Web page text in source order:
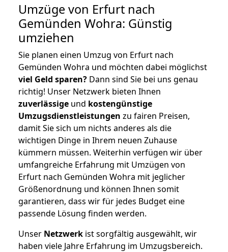
Umzüge von Erfurt nach
Gemünden Wohra: Günstig
umziehen
Sie planen einen Umzug von Erfurt nach
Gemünden Wohra und möchten dabei möglichst
viel Geld sparen? Dann sind Sie bei uns genau
richtig! Unser Netzwerk bieten Ihnen
zuverlässige und kostengünstige
Umzugsdienstleistungen zu fairen Preisen,
damit Sie sich um nichts anderes als die
wichtigen Dinge in Ihrem neuen Zuhause
kümmern müssen. Weiterhin verfügen wir über
umfangreiche Erfahrung mit Umzügen von
Erfurt nach Gemünden Wohra mit jeglicher
Größenordnung und können Ihnen somit
garantieren, dass wir für jedes Budget eine
passende Lösung finden werden.
Unser Netzwerk ist sorgfältig ausgewählt, wir
haben viele Jahre Erfahrung im Umzugsbereich.